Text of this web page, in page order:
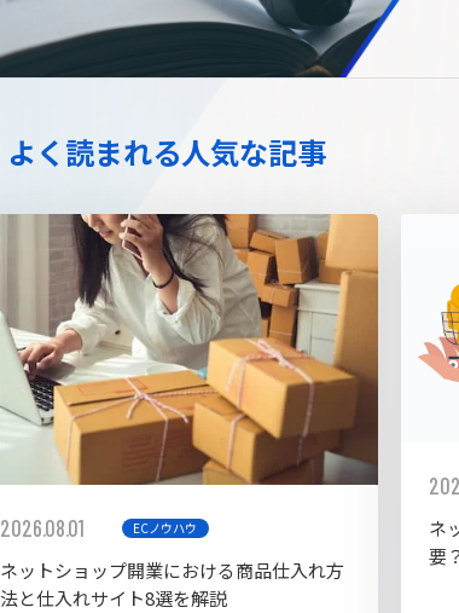
W2Commerce
Unified
拡張プラグイン一覧
よく読まれる人気な記事
2026.08.01 ECノウハウ
ネットショップ開業における商品仕入れ方
法と仕入れサイト8選を解説
ネ
要